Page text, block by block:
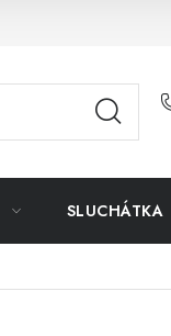
SLUCHÁTKA